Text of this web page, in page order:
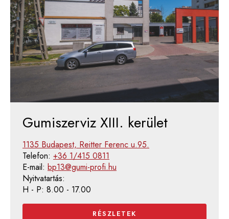
Gumiszerviz XIII. kerület
1135 Budapest, Reitter Ferenc u.95.
Telefon: +36 1/415 0811
E-mail: bp13@gumi-profi.hu
Nyitvatartás:
H - P: 8.00 - 17.00
RÉSZLETEK